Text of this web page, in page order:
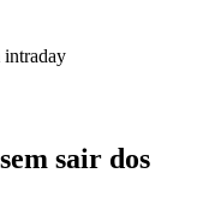
intraday
sem sair dos